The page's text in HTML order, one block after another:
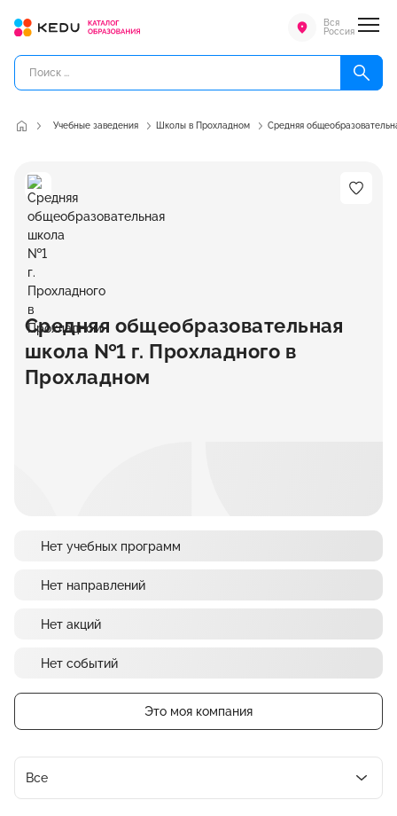
Вся
Россия
Учебные заведения Школы в Прохладном Средняя
Средняя общеобразовательная
школа №1 г. Прохладного в
Прохладном
Нет учебных программ
Нет направлений
Нет акций
Нет событий
Это моя компания
Все